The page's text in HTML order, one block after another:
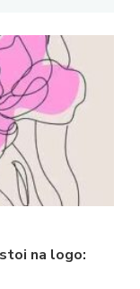
na logo: